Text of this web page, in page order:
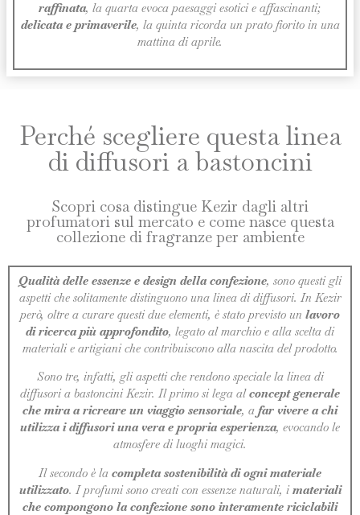
raffinata, la quarta evoca paesaggi esotici e affascinanti;
delicata e primaverile, la quinta ricorda un prato fiorito in una
mattina di aprile.
Perché scegliere questa linea
di diffusori a bastoncini
Scopri cosa distingue Kezir dagli altri
profumatori sul mercato e come nasce questa
collezione di fragranze per ambiente
Qualità delle essenze e design della confezione, sono questi gli
aspetti che solitamente distinguono una linea di diffusori. In Kezir
però, oltre a curare questi due elementi, è stato previsto un lavoro
di ricerca più approfondito, legato al marchio e alla scelta di
materiali e artigiani che contribuiscono alla nascita del prodotto.
Sono tre, infatti, gli aspetti che rendono speciale la linea di
diffusori a bastoncini Kezir. Il primo si lega alconcept generale
che mira a ricreare un viaggio sensoriale, a far vivere a chi
utilizza i diffusori una vera e propria esperienza, evocando le
atmosfere di luoghi magici.
Il secondo è la completa sostenibilità di ogni materiale
utilizzato. I profumi sono creati con essenze naturali, i materiali
che compongono la confezione sono interamente riciclabili